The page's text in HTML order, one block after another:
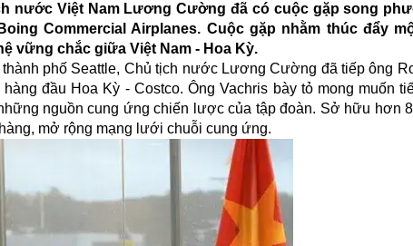
nước Việt Nam Lương Cường đã có cuộc gặp song
Commercial Airplanes. Cuộc gặp nhằm thúc đẩy
vững chắc giữa Việt Nam - Hoa Kỳ.
phố Seattle, Chủ tịch nước Lương Cường đã tiếp ông
đầu Hoa Kỳ - Costco. Ông Vachris bày tỏ mong muốn
nguồn cung ứng chiến lược của tập đoàn. Sở hữu hơn
mở rộng mạng lưới chuỗi cung ứng.